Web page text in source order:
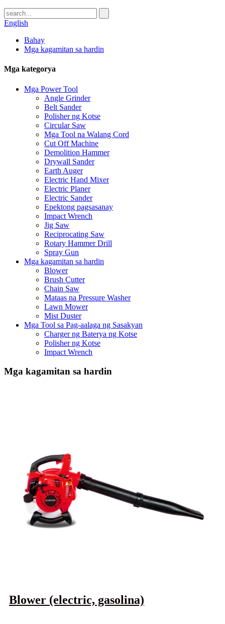
English
Bahay
Mga kagamitan sa hardin
Mga kategorya
Mga Power Tool
Angle Grinder
Belt Sander
Polisher ng Kotse
Circular Saw
Mga Tool na Walang Cord
Cut Off Machine
Demolition Hammer
Drywall Sander
Earth Auger
Electric Hand Mixer
Electric Planer
Electric Sander
Epektong pagsasanay
Impact Wrench
Jig Saw
Reciprocating Saw
Rotary Hammer Drill
Spray Gun
Mga kagamitan sa hardin
Blower
Brush Cutter
Chain Saw
Mataas na Pressure Washer
Lawn Mower
Mist Duster
Mga Tool sa Pag-aalaga ng Sasakyan
Charger ng Baterya ng Kotse
Polisher ng Kotse
Impact Wrench
Mga kagamitan sa hardin
Blower (electric, gasolina)